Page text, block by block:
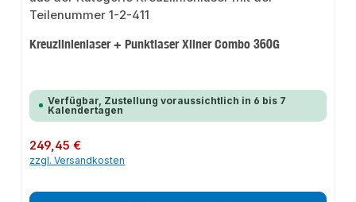
Kreuzlinienlaser + Punktlaser Xliner Combo 360G
Verfügbar, Zustellung voraussichtlich in 6 bis 7
Kalendertagen
Regulärer Preis:
249,45 €
zzgl. Versandkosten